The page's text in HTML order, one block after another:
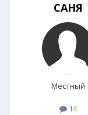
САНЯ
Местный
14